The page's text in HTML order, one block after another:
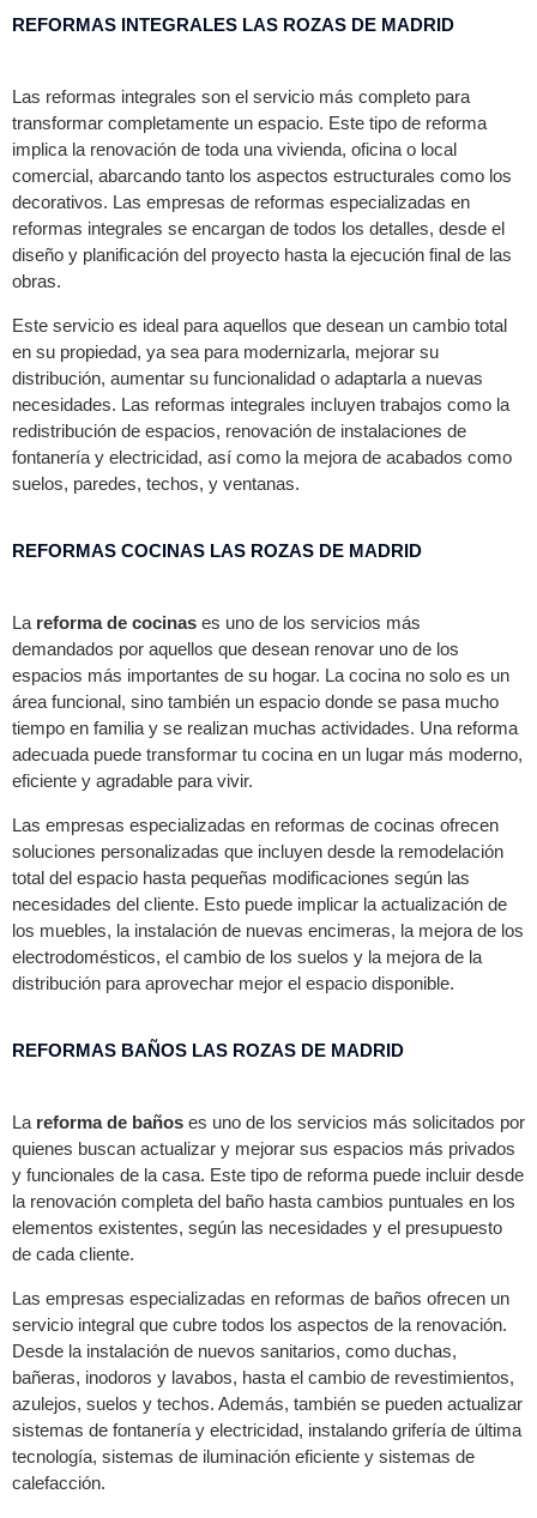
REFORMAS INTEGRALES LAS ROZAS DE MADRID
Las reformas integrales son el servicio más completo para
transformar completamente un espacio. Este tipo de reforma
implica la renovación de toda una vivienda, oficina o local
comercial, abarcando tanto los aspectos estructurales como los
decorativos. Las empresas de reformas especializadas en
reformas integrales se encargan de todos los detalles, desde el
diseño y planificación del proyecto hasta la ejecución final de las
obras.
Este servicio es ideal para aquellos que desean un cambio total
en su propiedad, ya sea para modernizarla, mejorar su
distribución, aumentar su funcionalidad o adaptarla a nuevas
necesidades. Las reformas integrales incluyen trabajos como la
redistribución de espacios, renovación de instalaciones de
fontanería y electricidad, así como la mejora de acabados como
suelos, paredes, techos, y ventanas.
REFORMAS COCINAS LAS ROZAS DE MADRID
La reforma de cocinas es uno de los servicios más
demandados por aquellos que desean renovar uno de los
espacios más importantes de su hogar. La cocina no solo es un
área funcional, sino también un espacio donde se pasa mucho
tiempo en familia y se realizan muchas actividades. Una reforma
adecuada puede transformar tu cocina en un lugar más moderno,
eficiente y agradable para vivir.
Las empresas especializadas en reformas de cocinas ofrecen
soluciones personalizadas que incluyen desde la remodelación
total del espacio hasta pequeñas modificaciones según las
necesidades del cliente. Esto puede implicar la actualización de
los muebles, la instalación de nuevas encimeras, la mejora de los
electrodomésticos, el cambio de los suelos y la mejora de la
distribución para aprovechar mejor el espacio disponible.
REFORMAS BAÑOS LAS ROZAS DE MADRID
La reforma de baños es uno de los servicios más solicitados por
quienes buscan actualizar y mejorar sus espacios más privados
y funcionales de la casa. Este tipo de reforma puede incluir desde
la renovación completa del baño hasta cambios puntuales en los
elementos existentes, según las necesidades y el presupuesto
de cada cliente.
Las empresas especializadas en reformas de baños ofrecen un
servicio integral que cubre todos los aspectos de la renovación.
Desde la instalación de nuevos sanitarios, como duchas,
bañeras, inodoros y lavabos, hasta el cambio de revestimientos,
azulejos, suelos y techos. Además, también se pueden actualizar
sistemas de fontanería y electricidad, instalando grifería de última
tecnología, sistemas de iluminación eficiente y sistemas de
calefacción.